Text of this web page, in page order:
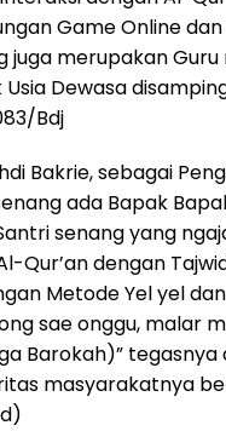
Game Online dan
merupakan Guru
Dewasa
Bdj
Bakrie, sebagai
ada Bapak
senang yang
Qur’an dengan
Metode Yel yel
sae onggu, malar
Barokah)”
masyarakatnya